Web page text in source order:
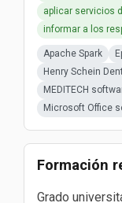
aplicar servicios
informar a los
Apache Spark
Henry Schein
MEDITECH
Microsoft Office
Formación
Grado